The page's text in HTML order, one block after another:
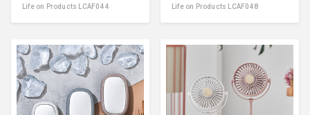
Life on Products LCAF044 Life on Products LCAF048